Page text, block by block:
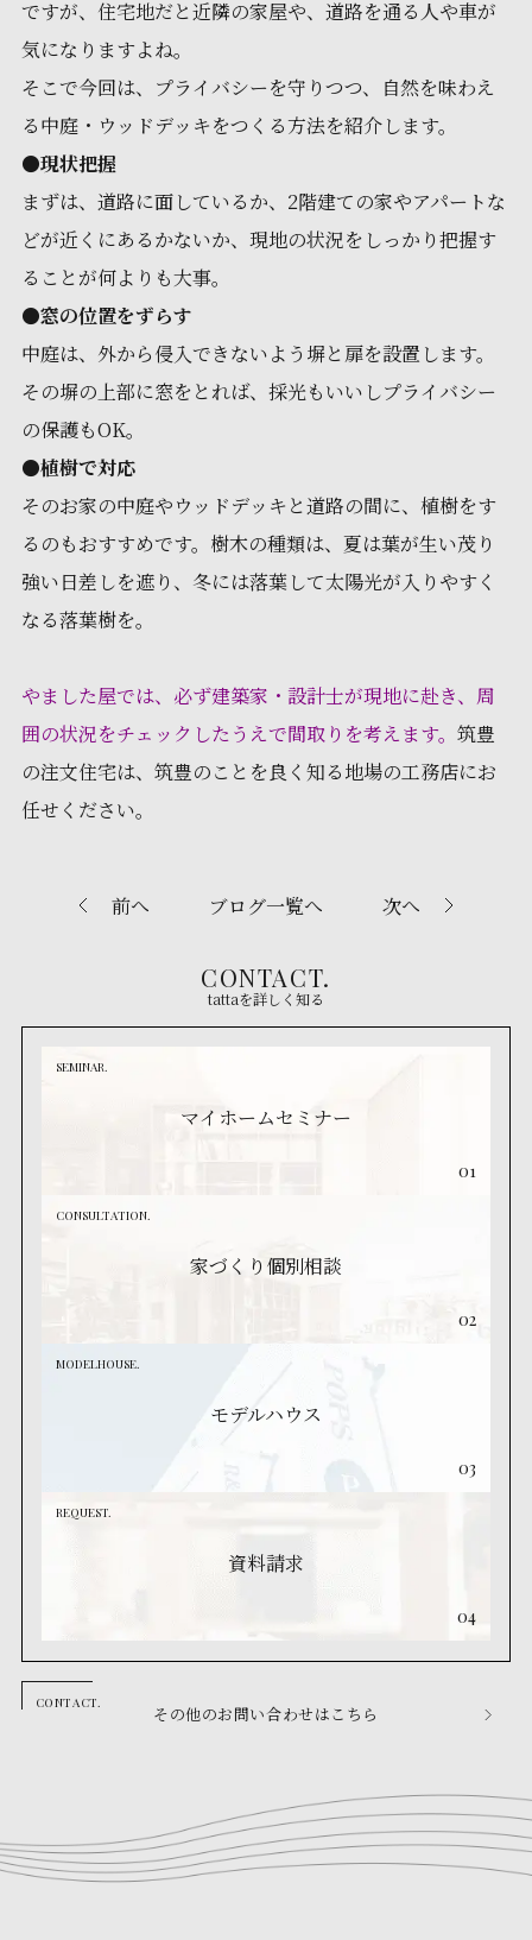
ですが、住宅地だと近隣の家屋や、道路を通る人や車が
気になりますよね。
そこで今回は、プライバシーを守りつつ、自然を味わえ
る中庭・ウッドデッキをつくる方法を紹介します。
●現状把握
まずは、道路に面しているか、2階建ての家やアパートな
どが近くにあるかないか、現地の状況をしっかり把握す
ることが何よりも大事。
●窓の位置をずらす
中庭は、外から侵入できないよう塀と扉を設置します。
その塀の上部に窓をとれば、採光もいいしプライバシー
の保護もOK。
●植樹で対応
そのお家の中庭やウッドデッキと道路の間に、植樹をす
るのもおすすめです。樹木の種類は、夏は葉が生い茂り
強い日差しを遮り、冬には落葉して太陽光が入りやすく
なる落葉樹を。
やました屋では、必ず建築家・設計士が現地に赴き、周
囲の状況をチェックしたうえで間取りを考えます。 筑豊
の注文住宅は、筑豊のことを良く知る地場の工務店にお
任せください。
前へ ブログ一覧へ 次へ
CONTACT.
tattaを詳しく知る
SEMINAR.
マイホームセミナー
01
CONSULTATION.
家づくり個別相談
02
MODELHOUSE.
モデルハウス
03
REQUEST.
資料請求
04
その他のお問い合わせはこちら